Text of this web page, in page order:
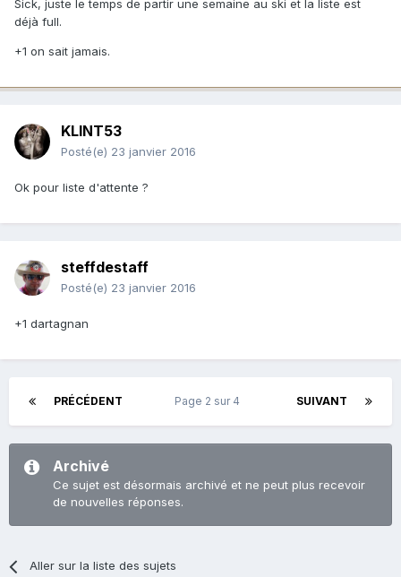
Sick, juste le temps de partir une semaine au ski et la liste est
déjà full.
+1 on sait jamais.
KLINT53
Posté(e) 23 janvier 2016
Ok pour liste d'attente ?
steffdestaff
Posté(e) 23 janvier 2016
+1 dartagnan
PRÉCÉDENT SUIVANT
Page 2 sur 4
Archivé
Ce sujet est désormais archivé et ne peut plus recevoir
de nouvelles réponses.
Aller sur la liste des sujets